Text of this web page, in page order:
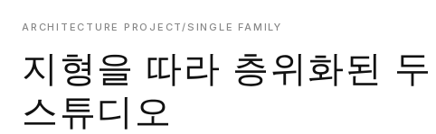
PLANS
INDEX
ARCHITECTURE PROJECT/SINGLE FAMILY
지형을 따라 층위화된
스튜디오